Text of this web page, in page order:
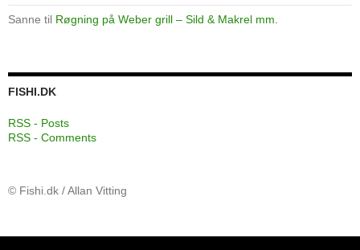
Sanne til Røgning på Weber grill – Sild & Makrel mm.
FISHI.DK
RSS - Posts
RSS - Comments
© Fishi.dk / Allan Vitting